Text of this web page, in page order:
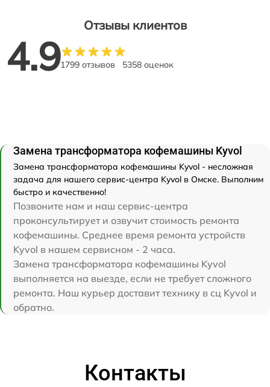
Отзывы клиентов
4.91799 отзывов 5358 оценок
Замена трансформатора кофемашины Kyvol
Замена трансформатора кофемашины Kyvol - несложная
задача для нашего сервис-центра Kyvol в Омске. Выполним
быстро и качественно!
Позвоните нам и наш сервис-центра
проконсультирует и озвучит стоимость ремонта
кофемашины. Среднее время ремонта устройств
Kyvol в нашем сервисном - 2 часа.
Замена трансформатора кофемашины Kyvol
выполняется на выезде, если не требует сложного
ремонта. Наш курьер доставит технику в сц Kyvol и
обратно.
Контакты